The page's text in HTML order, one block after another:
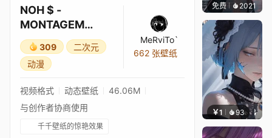
NOH $ -
MONTAGEM
FINALE（慢速 + 混
响）x Madara
Uchiha
309
二次元
动漫
MeRviTo`
662 张壁纸
视频格式 动态壁纸
46.06M
与创作者协商使用
千千壁纸的惊艳效果
免费 2021辰东
￥1 93 辰东